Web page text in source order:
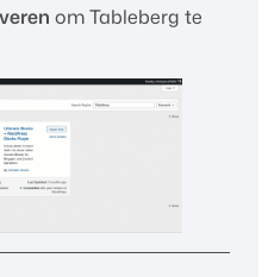
om Tableberg te